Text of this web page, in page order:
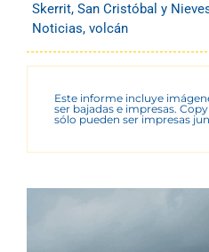
Skerrit, San Cristóbal y
Noticias, volcán
Este informe incluye
ser bajadas e impresas.
sólo pueden ser impresas